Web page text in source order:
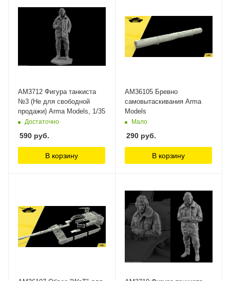
AM3712 Фигура танкиста
№3 (Не для свободной
продажи) Arma Models, 1/35
Достаточно
590 руб.
В корзину
AM36105 Бревно
самовытаскивания Arma
Models
Мало
290 руб.
В корзину